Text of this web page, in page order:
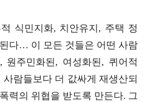
식민지화, 치안유지 , 주택 정
다… 이 모든 것들은 어떤 사람
, 원주민화된 , 여성화된 , 퀴어적
사람들보다 더 값싸게 재생산되
력의 위협을 받도록 만든다. 그